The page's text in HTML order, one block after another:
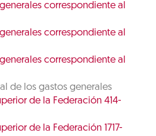
correspondiente al
correspondiente al
correspondiente al
de los gastos generales
de la Federación 414-
de la Federación 1717-